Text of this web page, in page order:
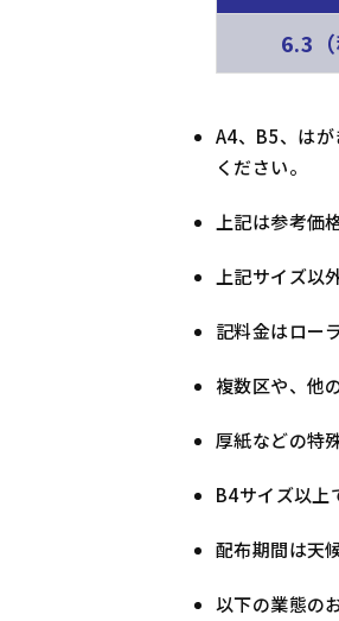
6.3
A4、B5、は
ください。
上記は参考価
上記サイズ以
記料金はロー
複数区や、他
厚紙などの特
B4サイズ以上
配布期間は天
以下の業態の